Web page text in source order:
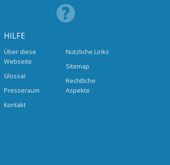
HILFE
Über diese
Webseite
Glossar
Presseraum
Kontakt
Nützliche Links
Sitemap
Rechtliche
Aspekte